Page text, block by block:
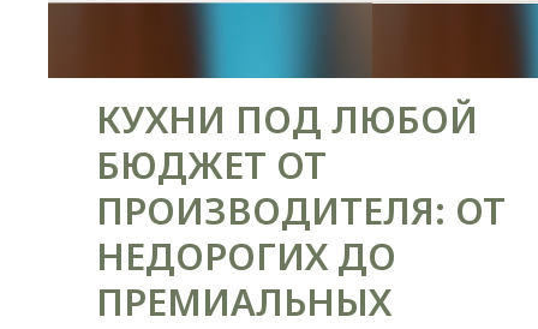
КУХНИ ПОД ЛЮБОЙ
БЮДЖЕТ ОТ
ПРОИЗВОДИТЕЛЯ: ОТ
НЕДОРОГИХ ДО
ПРЕМИАЛЬНЫХ